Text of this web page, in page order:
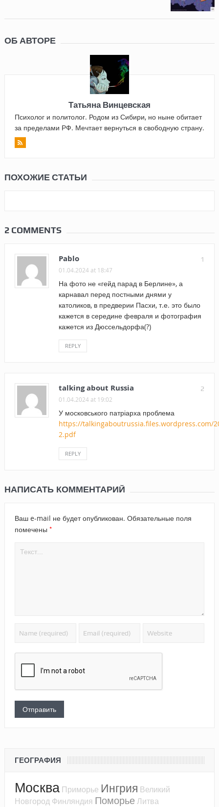
ОБ АВТОРЕ
Татьяна Винцевская
Психолог и политолог. Родом из Сибири, но ныне обитает
за пределами РФ. Мечтает вернуться в свободную страну.
ПОХОЖИЕ СТАТЬИ
2 COMMENTS
1
Pablo
01.04.2024 at 18:47
На фото не «гейд парад в Берлине», а
карнавал перед постными днями у
католиков, в предверии Пасхи, т.е. это было
кажется в середине февраля и фотография
кажется из Дюссельдорфа(?)
REPLY
2
talking about Russia
01.04.2024 at 19:02
У московського патріарха проблема
https://talkingaboutrussia.files.wordpress.com/
2.pdf
REPLY
НАПИСАТЬ КОММЕНТАРИЙ
Ваш e-mail не будет опубликован. Обязательные поля
помечены *
ГЕОГРАФИЯ
Москва Приморье Ингрия Великий
Новгород Финляндия ПоморьеЛитва